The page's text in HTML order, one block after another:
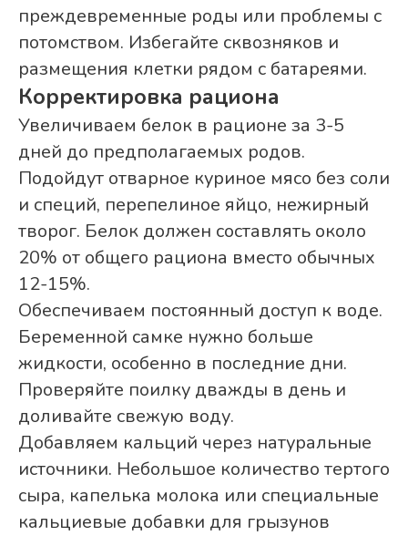
преждевременные роды или проблемы с
потомством. Избегайте сквозняков и
размещения клетки рядом с батареями.
Корректировка рациона
Увеличиваем белок в рационе за 3-5
дней до предполагаемых родов.
Подойдут отварное куриное мясо без соли
и специй, перепелиное яйцо, нежирный
творог. Белок должен составлять около
20% от общего рациона вместо обычных
12-15%.
Обеспечиваем постоянный доступ к воде.
Беременной самке нужно больше
жидкости, особенно в последние дни.
Проверяйте поилку дважды в день и
доливайте свежую воду.
Добавляем кальций через натуральные
источники. Небольшое количество тертого
сыра, капелька молока или специальные
кальциевые добавки для грызунов